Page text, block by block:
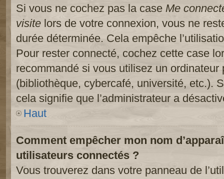
Si vous ne cochez pas la case Me
visite lors de votre connexion, vous ne
durée déterminée. Cela empêche
Pour rester connecté, cochez cette case
recommandé si vous utilisez un
(bibliothèque, cybercafé, université, etc.).
cela signifie que l’administrateur a
Haut
Comment empêcher mon nom
utilisateurs connectés ?
Vous trouverez dans votre panneau de